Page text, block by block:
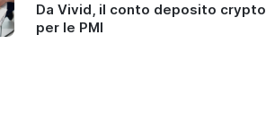
Da Vivid, il conto deposito crypto
per le PMI